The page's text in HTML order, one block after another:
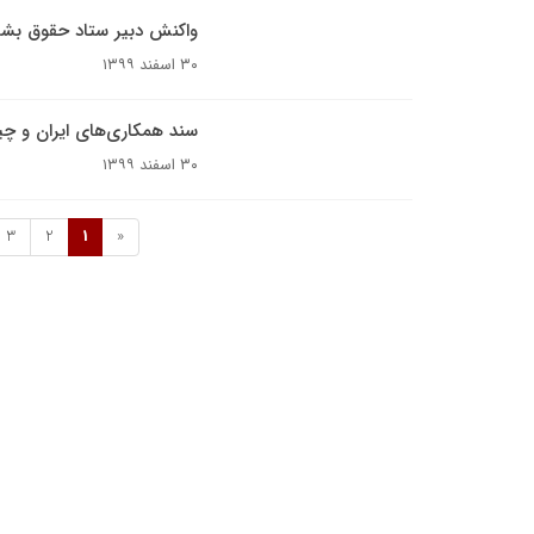
واکنش دبیر ستاد حقوق
۳۰ اسفند ۱۳۹۹
سند همکاری‌های ایران و
۳۰ اسفند ۱۳۹۹
«
1
2
3